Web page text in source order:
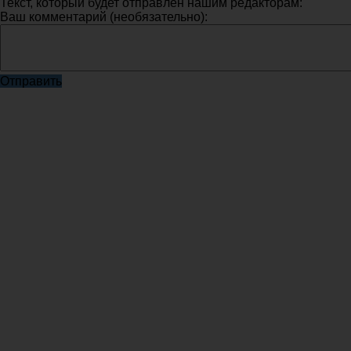
Текст, который будет отправлен нашим редакторам:
Ваш комментарий (необязательно):
Отправить